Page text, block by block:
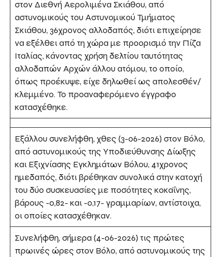
στον Διεθνή Αερολιμένα Σκιάθου, από
αστυνομικούς του Αστυνομικού Τμήματος
Σκιάθου, 36χρονος αλλοδαπός, διότι επιχείρησε
να εξέλθει από τη χώρα με προορισμό την Πίζα
Ιταλίας, κάνοντας χρήση δελτίου ταυτότητας
αλλοδαπών Αρχών άλλου ατόμου, το οποίο,
όπως προέκυψε, είχε δηλωθεί ως απολεσθέν/
κλεμμένο. Το προαναφερόμενο έγγραφο
κατασχέθηκε.
Εξάλλου συνελήφθη, χθες (3-06-2026) στον Βόλο,
από αστυνομικούς της Υποδιεύθυνσης Δίωξης
και Εξιχνίασης Εγκλημάτων Βόλου, 41χρονος
ημεδαπός, διότι βρέθηκαν συνολικά στην κατοχή
του δύο συσκευασίες με ποσότητες κοκαΐνης,
βάρους -0,82- και -0,17- γραμμαρίων, αντίστοιχα,
οι οποίες κατασχέθηκαν.
Συνελήφθη, σήμερα (4-06-2026) τις πρώτες
πρωινές ώρες στον Βόλο, από αστυνομικούς της